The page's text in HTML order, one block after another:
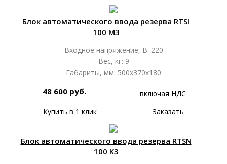
Блок автоматического ввода резерва RTSI
100 M3
Входное напряжение, В: 220
Вес, кг: 9
Габариты, мм: 500х370х180
48 600 руб.
включая НДС
Купить в 1 клик
Заказать
Блок автоматического ввода резерва RTSN
100 K3